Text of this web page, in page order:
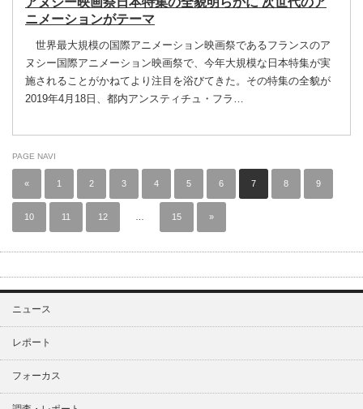
ニメーションがテーマ
世界最大規模の国際アニメーション映画祭であるフランスのア
ヌシー国際アニメーション映画祭で、今年大規模な日本特集が実
施されることがかねてより注目を浴びてきた。その特集の全貌が
2019年4月18日、都内アンスティチュ・フラ…
PAGE NAVI
« 1 2 3 4 5 6 7 8 9
10 11 12 15 »
ニュース
レポート
フォーカス